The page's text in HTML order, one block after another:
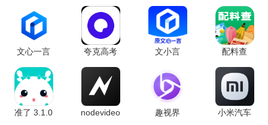
文心一言
4.0
5.16.0.10
最新版
夸克高考
10.14.6.1121
最新版
文小言
安卓版
配料查
3.0.1 官方
版
准了 3.1.0
nodevideo
趣视界
小米汽车